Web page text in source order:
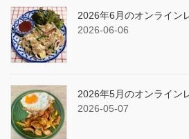
2026年6月のオンライン
2026-06-06
2026年5月のオンライン
2026-05-07